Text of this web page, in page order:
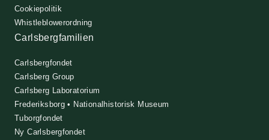
Cookiepolitik
Whistleblowerordning
Carlsbergfamilien
Carlsbergfondet
Carlsberg Group
Carlsberg Laboratorium
Frederiksborg • Nationalhistorisk Museum
Tuborgfondet
Ny Carlsbergfondet